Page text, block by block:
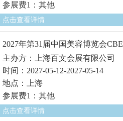
参展费1：其他
点击查看详情
2027年第31届中国美容博览会CBE
主办方：上海百文会展有限公司
时间：2027-05-12-2027-05-14
地点：上海
参展费1：其他
点击查看详情